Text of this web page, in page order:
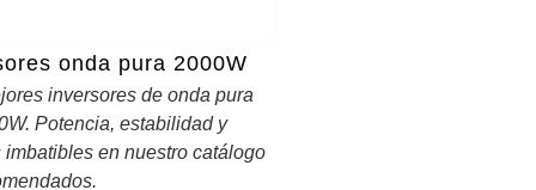
onda pura 2000W
inversores de onda pura
Potencia, estabilidad y
imbatibles en nuestro catálogo